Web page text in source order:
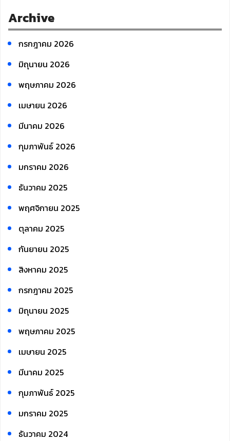
c
h
Archive
กรกฎาคม 2026
มิถุนายน 2026
พฤษภาคม 2026
เมษายน 2026
มีนาคม 2026
กุมภาพันธ์ 2026
มกราคม 2026
ธันวาคม 2025
พฤศจิกายน 2025
ตุลาคม 2025
กันยายน 2025
สิงหาคม 2025
กรกฎาคม 2025
มิถุนายน 2025
พฤษภาคม 2025
เมษายน 2025
มีนาคม 2025
กุมภาพันธ์ 2025
มกราคม 2025
ธันวาคม 2024